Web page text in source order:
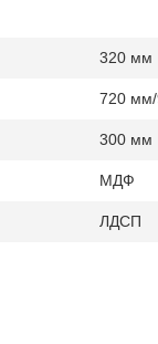
320 мм
720
300 мм
МДФ
ЛДСП